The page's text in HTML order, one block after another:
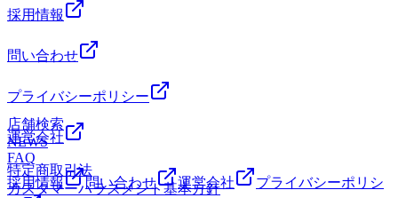
採用情報
問い合わせ
プライバシーポリシー
運営会社
特定商取引法
カスタマーハラスメント基本方針
店舗検索
NEWS
FAQ
採用情報
問い合わせ 運営会社
プライバシーポリシ